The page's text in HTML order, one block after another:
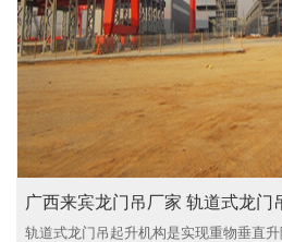
轨道式龙门吊起升机构是实现重物垂直